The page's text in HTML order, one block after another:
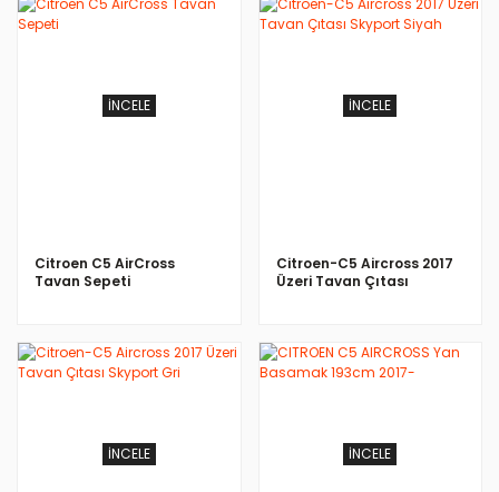
İNCELE
Citroen C5 AirCross
Tavan Sepeti
İNCELE
Citroen-C5 Aircross 2017
Üzeri Tavan Çıtası
İNCELE İNCELE